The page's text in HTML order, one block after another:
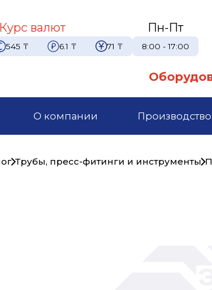
Курс валют
545 ₸ 6.1 ₸ 71 ₸
Пн-Пт
8:00 - 17:00
О компании Производство
Трубы, пресс-фитинги и инструменты